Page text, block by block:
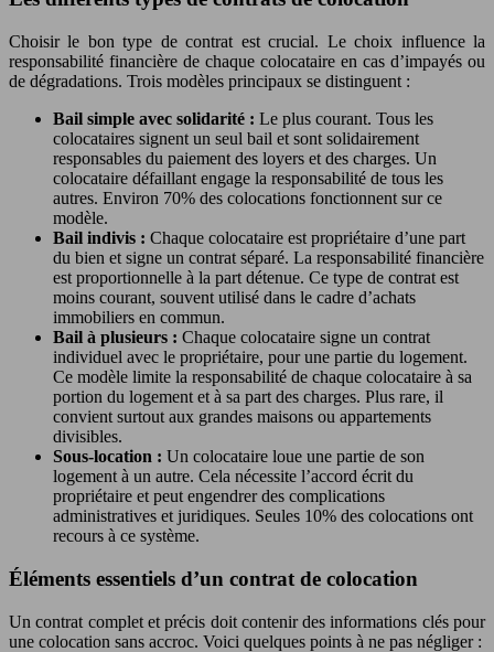
Choisir le bon type de contrat est crucial. Le choix influence la
responsabilité financière de chaque colocataire en cas d’impayés ou
de dégradations. Trois modèles principaux se distinguent :
Bail simple avec solidarité : Le plus courant. Tous les
colocataires signent un seul bail et sont solidairement
responsables du paiement des loyers et des charges. Un
colocataire défaillant engage la responsabilité de tous les
autres. Environ 70% des colocations fonctionnent sur ce
modèle.
Bail indivis : Chaque colocataire est propriétaire d’une part
du bien et signe un contrat séparé. La responsabilité financière
est proportionnelle à la part détenue. Ce type de contrat est
moins courant, souvent utilisé dans le cadre d’achats
immobiliers en commun.
Bail à plusieurs : Chaque colocataire signe un contrat
individuel avec le propriétaire, pour une partie du logement.
Ce modèle limite la responsabilité de chaque colocataire à sa
portion du logement et à sa part des charges. Plus rare, il
convient surtout aux grandes maisons ou appartements
divisibles.
Sous-location : Un colocataire loue une partie de son
logement à un autre. Cela nécessite l’accord écrit du
propriétaire et peut engendrer des complications
administratives et juridiques. Seules 10% des colocations ont
recours à ce système.
Éléments essentiels d’un contrat de colocation
Un contrat complet et précis doit contenir des informations clés pour
une colocation sans accroc. Voici quelques points à ne pas négliger :